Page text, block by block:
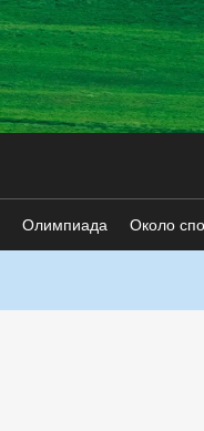
Олимпиада Около